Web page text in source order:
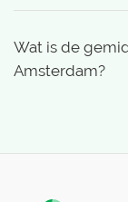
Wat is de
Amsterdam?